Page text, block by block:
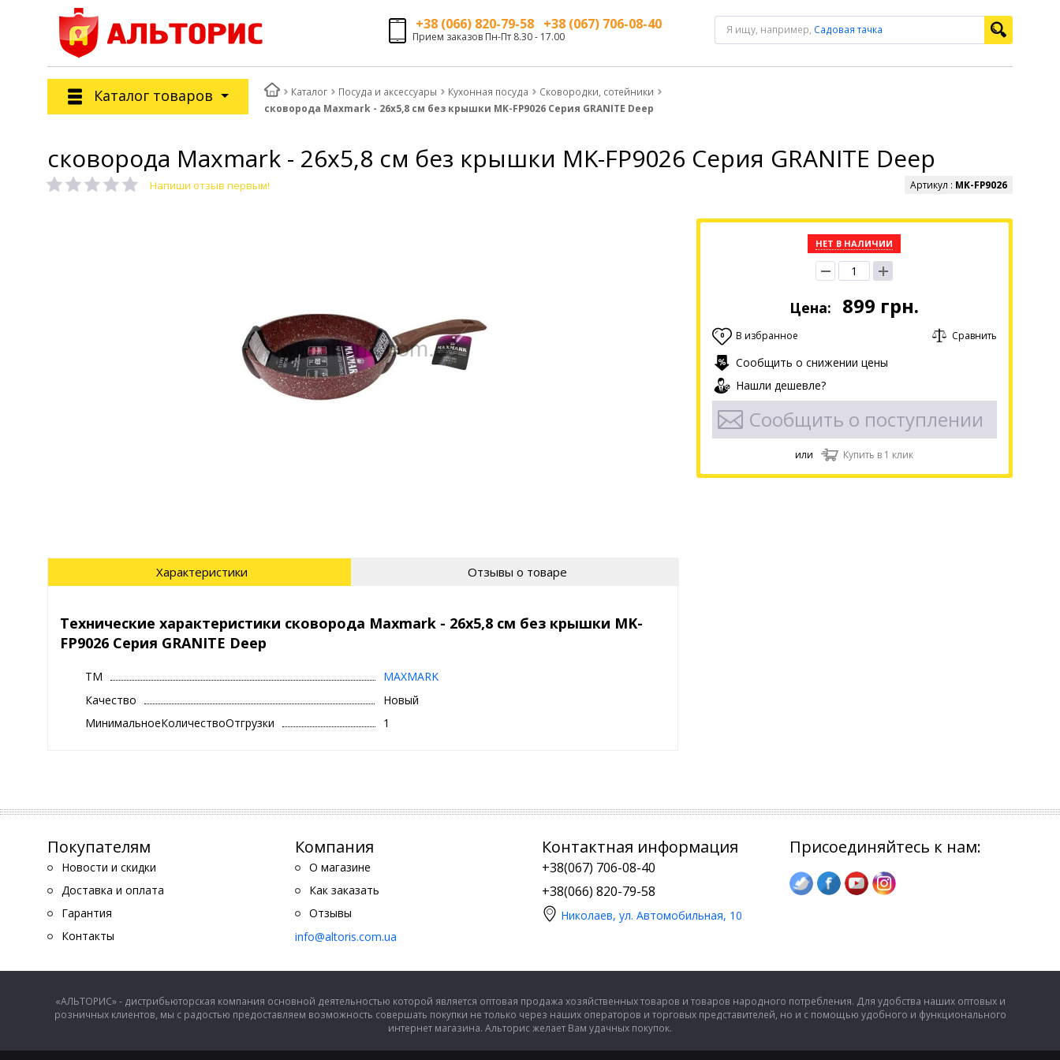
+38 (066) 820-79-58 +38 (067) 706-08-40
Прием заказов Пн-Пт 8.30 - 17.00
Я ищу, например, Садовая тачка
Каталог товаров Каталог Посуда и аксессуары Кухонная посуда
Сковородки, сотейники
сковорода Maxmark - 26х5,8 см без крышки MK-FP9026 Серия GRANITE Deep
сковорода Maxmark - 26х5,8 см без крышки MK-FP9026 Серия GRANITE Deep
Напиши отзыв первым! Артикул : MK-FP9026
НЕТ В НАЛИЧИИ
Цена: 899 грн.
0 В избранное Сравнить
Сообщить о снижении цены
Нашли дешевле?
Сообщить о поступлении
или Купить в 1 клик
Характеристики Отзывы о товаре
Технические характеристики сковорода Maxmark - 26х5,8 см без крышки MK-
FP9026 Серия GRANITE Deep
ТМ
MAXMARK
Качество
Новый
МинимальноеКоличествоОтгрузки
1
Покупателям
Новости и скидки
Доставка и оплата
Гарантия
Контакты
Компания
О магазине
Как заказать
Отзывы
info@altoris.com.ua
Контактная информация
+38(067) 706-08-40
+38(066) 820-79-58
Николаев, ул. Автомобильная, 10
Присоединяйтесь к нам:
«АЛЬТОРИС» - дистрибьюторская компания основной деятельностью которой является оптовая продажа хозяйственных товаров и товаров народного потребления. Для удобства наших оптовых и
розничных клиентов, мы с радостью предоставляем возможность совершать покупки не только через наших операторов и торговых представителей, но и с помощью удобного и функционального
интернет магазина. Альторис желает Вам удачных покупок.